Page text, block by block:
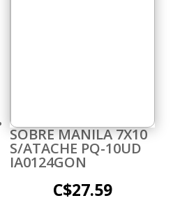
SOBRE MANILA 7X10
S/ATACHE PQ-10UD
IA0124GON
C$27.59